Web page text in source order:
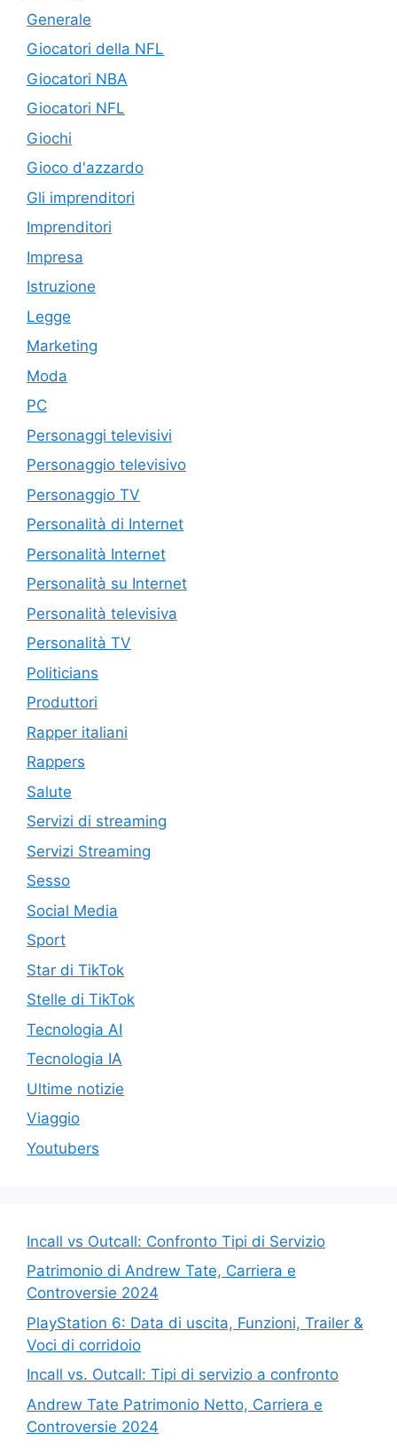
Generale
Giocatori della NFL
Giocatori NBA
Giocatori NFL
Giochi
Gioco d'azzardo
Gli imprenditori
Imprenditori
Impresa
Istruzione
Legge
Marketing
Moda
PC
Personaggi televisivi
Personaggio televisivo
Personaggio TV
Personalità di Internet
Personalità Internet
Personalità su Internet
Personalità televisiva
Personalità TV
Politicians
Produttori
Rapper italiani
Rappers
Salute
Servizi di streaming
Servizi Streaming
Sesso
Social Media
Sport
Star di TikTok
Stelle di TikTok
Tecnologia AI
Tecnologia IA
Ultime notizie
Viaggio
Youtubers
Incall vs Outcall: Confronto Tipi di Servizio
Patrimonio di Andrew Tate, Carriera e
Controversie 2024
PlayStation 6: Data di uscita, Funzioni, Trailer &
Voci di corridoio
Incall vs. Outcall: Tipi di servizio a confronto
Andrew Tate Patrimonio Netto, Carriera e
Controversie 2024